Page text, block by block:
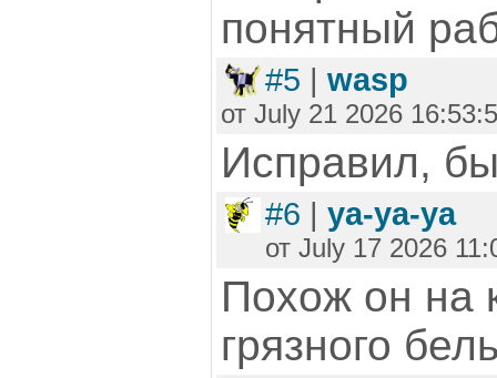
понятный
#5 | wasp
от July 21 2026
Исправил,
#6 | ya-ya-ya
от July 17 2026
Похож он на
грязного